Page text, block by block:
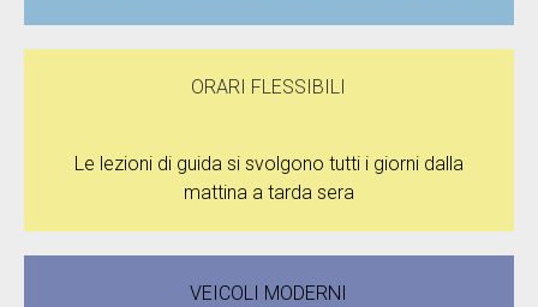
ORARI FLESSIBILI
Le lezioni di guida si svolgono tutti i giorni dalla
mattina a tarda sera
VEICOLI MODERNI